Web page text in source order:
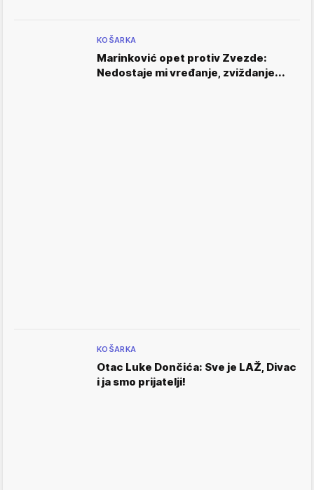
KOŠARKA
Marinković opet protiv Zvezde:
Nedostaje mi vređanje, zviždanje...
KOŠARKA
Otac Luke Dončića: Sve je LAŽ, Divac
i ja smo prijatelji!